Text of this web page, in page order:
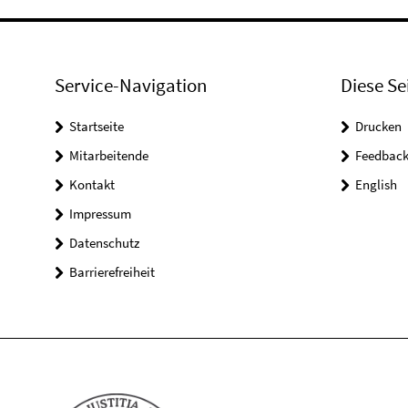
Service-Navigation
Startseite
Mitarbeitende
Kontakt
Impressum
Datenschutz
Barrierefreiheit
Diese
Drucken
Feedback
English